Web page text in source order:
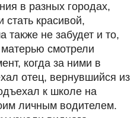
в разных городах,
стать красивой,
также не забудет и то,
смотрели
когда за ними в
отец, вернувшийся из
к школе на
личным водителем.